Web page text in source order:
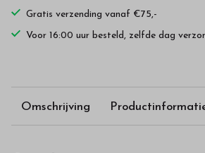
Gratis verzending vanaf €75,-
Voor 16:00 uur besteld, zelfde dag
Omschrijving